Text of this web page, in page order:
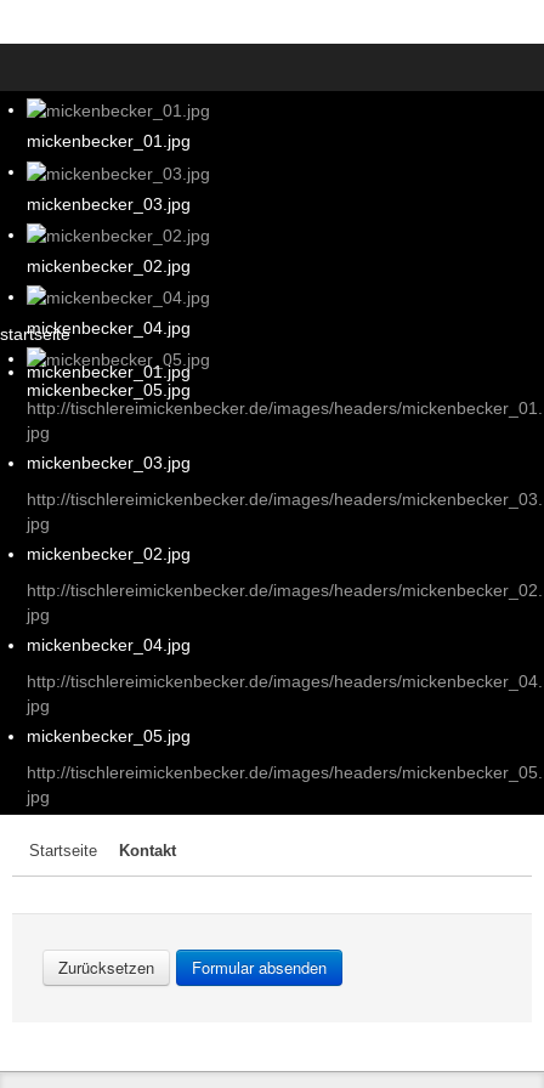
mickenbecker_01.jpg
mickenbecker_03.jpg
mickenbecker_02.jpg
mickenbecker_04.jpg
mickenbecker_05.jpg
startseite
mickenbecker_01.jpg
http://tischlereimickenbecker.de/images/headers/mickenbecker_01.
jpg
mickenbecker_03.jpg
http://tischlereimickenbecker.de/images/headers/mickenbecker_03.
jpg
mickenbecker_02.jpg
http://tischlereimickenbecker.de/images/headers/mickenbecker_02.
jpg
mickenbecker_04.jpg
http://tischlereimickenbecker.de/images/headers/mickenbecker_04.
jpg
mickenbecker_05.jpg
http://tischlereimickenbecker.de/images/headers/mickenbecker_05.
jpg
Startseite Kontakt
Zurücksetzen Formular absenden